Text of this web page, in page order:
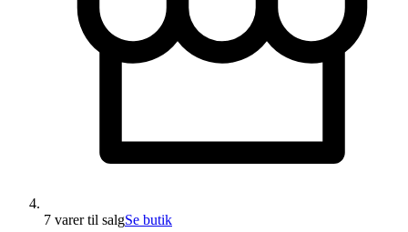
7 varertil salgSe butik